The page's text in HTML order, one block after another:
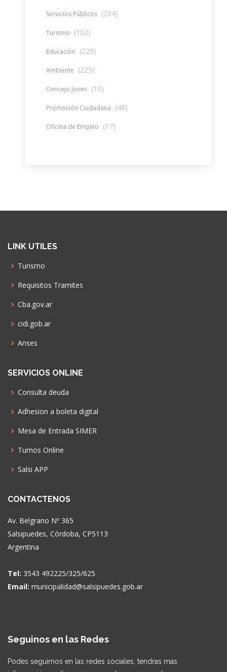
Servicios Públicos (204)
Turismo (102)
Educación (229)
Ambiente (225)
Concejo Joven (10)
Promoción Ciudadana (48)
Oficina de Empleo (17)
LINK UTILES
Turismo
Requisitos Tramites
Cba.gov.ar
cidi.gob.ar
Anses
SERVICIOS ONLINE
Consulta deuda
Adhesion a boleta digital
Mesa de Entrada SIMER
Turnos Online
Salsi APP
CONTACTENOS
Av. Belgrano Nº 365
Salsipuedes, Córdoba, CP5113
Argentina
Tel: 3543 492225/325/625
Email: municipalidad@salsipuedes.gob.ar
Seguinos en las Redes
Podes seguirnos en las redes sociales, tendras más